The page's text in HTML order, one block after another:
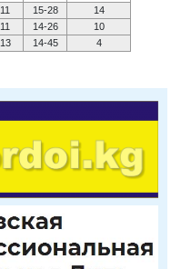
11 15-28
14
11 14-26
10
13 14-45 4